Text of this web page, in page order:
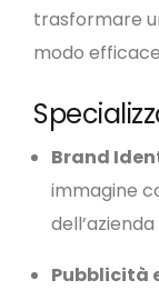
trasformare
modo
Brand
immagine
Pubblicità